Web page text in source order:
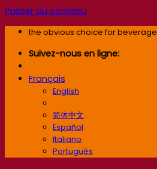
Passer au contenu
the obvious choice for beverage
Suivez-nous en ligne:
Français
English
简体中文
Español
Italiano
Português